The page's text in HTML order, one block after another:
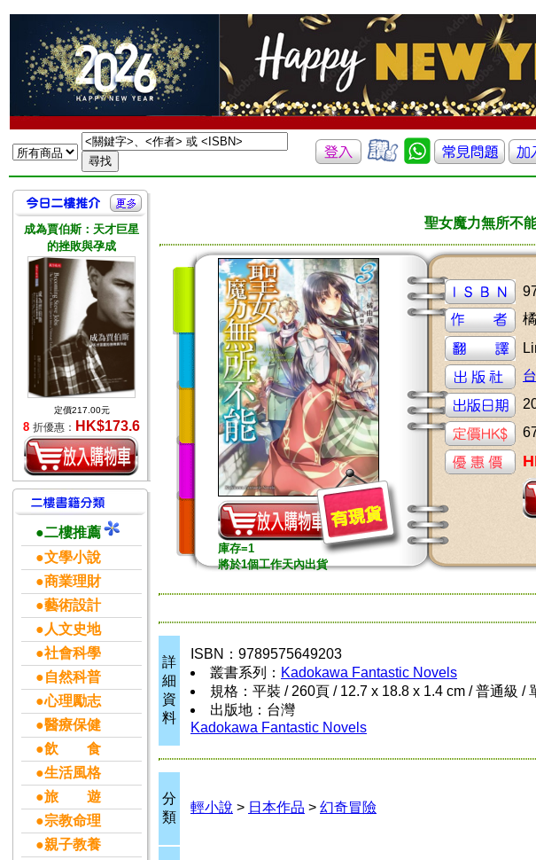
成為賈伯斯：天才巨星
的挫敗與孕成
定價217.00元
8 折優惠： HK$173.6
●二樓推薦
●文學小說
●商業理財
●藝術設計
●人文史地
●社會科學
●自然科普
●心理勵志
●醫療保健
●飲 食
●生活風格
●旅 遊
●宗教命理
●親子教養
聖女魔力無所不
庫存=1
將於1個工作天內出貨
詳
細
資
料
ISBN：9789575649203
叢書系列： Kadokawa Fantastic Novels
規格：平裝 / 260頁 / 12.7 x 18.8 x 1.4 cm / 普通級 /
出版地：台灣
Kadokawa Fantastic Novels
分
類
輕小說 > 日本作品 > 幻奇冒險